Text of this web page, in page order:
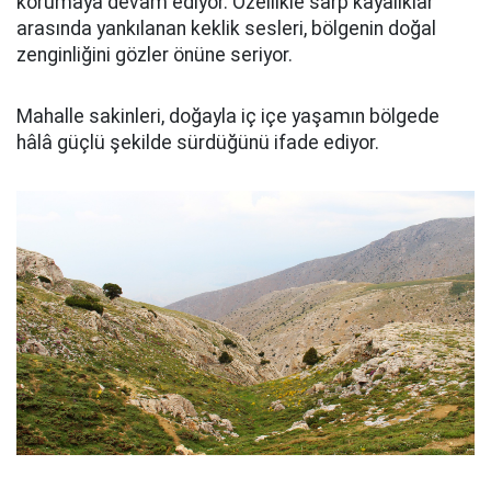
arasında yankılanan keklik sesleri, bölgenin doğal
zenginliğini gözler önüne seriyor.
Mahalle sakinleri, doğayla iç içe yaşamın bölgede
hâlâ güçlü şekilde sürdüğünü ifade ediyor.